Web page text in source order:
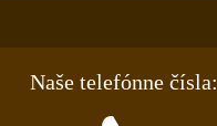
Naše telefónne čísla: